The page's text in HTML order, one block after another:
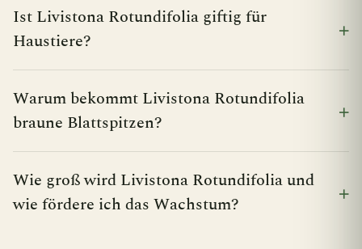
Ist Livistona Rotundifolia giftig für
Haustiere?
Warum bekommt Livistona Rotundifolia
braune Blattspitzen?
Wie groß wird Livistona Rotundifolia und
wie fördere ich das Wachstum?